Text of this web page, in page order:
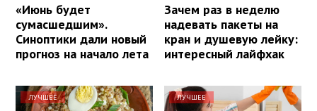
«Июнь будет
сумасшедшим».
Синоптики дали новый
прогноз на начало лета
Зачем раз в неделю
надевать пакеты на
кран и душевую лейку:
интересный лайфхак
ЛУЧШЕЕ ЛУЧШЕЕ